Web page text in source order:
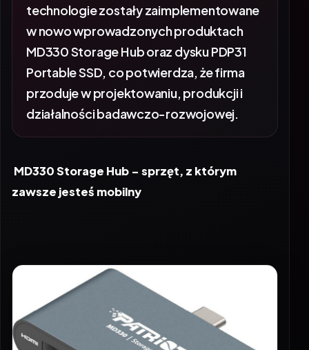
technologie zostały zaimplementowane
w nowo wprowadzonych produktach
MD330 Storage Hub oraz dysku PDP31
Portable SSD, co potwierdza, że firma
przoduje w projektowaniu, produkcji i
działalności badawczo-rozwojowej.
MD330 Storage Hub – sprzęt, z którym
zawsze jesteś mobilny